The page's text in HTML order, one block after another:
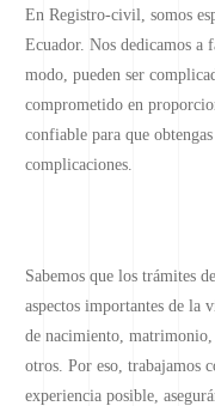
En Registro-civil, somos
Ecuador. Nos dedicamos
modo, pueden ser
comprometido en
confiable para que
complicaciones.
Sabemos que los trámites
aspectos importantes de la
de nacimiento,
otros. Por eso, trabajamos
experiencia posible,